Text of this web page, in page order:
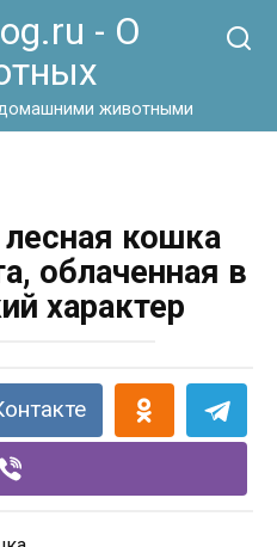
- О
животными
кошка
облаченная в
характер